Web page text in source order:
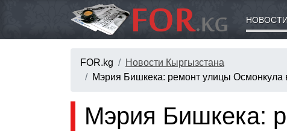
FOR.kg
Новости Кыргызстана
Мэрия Бишкека: ремонт улицы Осмонкула
Мэрия Бишкека: